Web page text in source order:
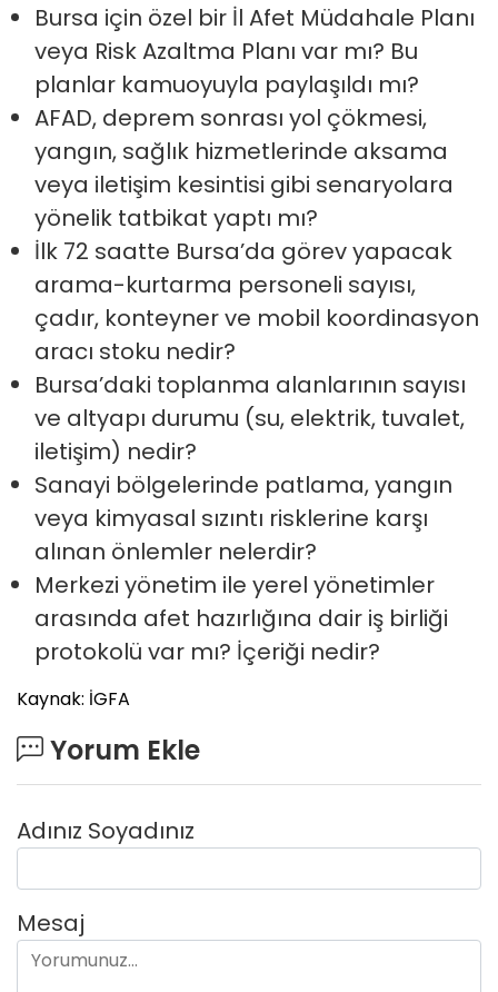
Bursa için özel bir İl Afet Müdahale Planı
veya Risk Azaltma Planı var mı? Bu
planlar kamuoyuyla paylaşıldı mı?
AFAD, deprem sonrası yol çökmesi,
yangın, sağlık hizmetlerinde aksama
veya iletişim kesintisi gibi senaryolara
yönelik tatbikat yaptı mı?
İlk 72 saatte Bursa’da görev yapacak
arama-kurtarma personeli sayısı,
çadır, konteyner ve mobil koordinasyon
aracı stoku nedir?
Bursa’daki toplanma alanlarının sayısı
ve altyapı durumu (su, elektrik, tuvalet,
iletişim) nedir?
Sanayi bölgelerinde patlama, yangın
veya kimyasal sızıntı risklerine karşı
alınan önlemler nelerdir?
Merkezi yönetim ile yerel yönetimler
arasında afet hazırlığına dair iş birliği
protokolü var mı? İçeriği nedir?
Kaynak: İGFA
Yorum Ekle
Adınız Soyadınız
Mesaj